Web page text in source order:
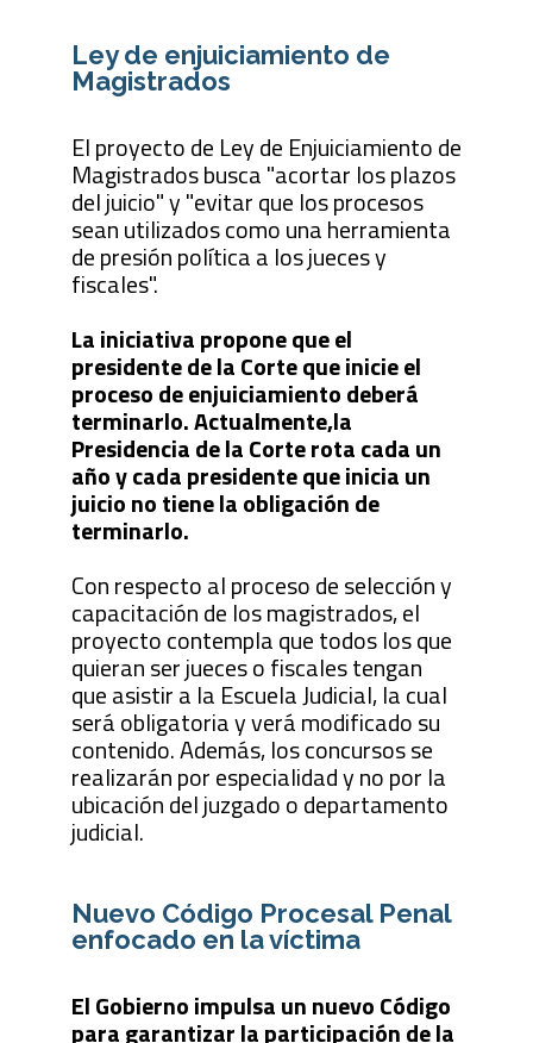
Ley de enjuiciamiento de
Magistrados
El proyecto de Ley de Enjuiciamiento de
Magistrados busca "acortar los plazos
del juicio" y "evitar que los procesos
sean utilizados como una herramienta
de presión política a los jueces y
fiscales".
La iniciativa propone que el
presidente de la Corte que inicie el
proceso de enjuiciamiento deberá
terminarlo. Actualmente,la
Presidencia de la Corte rota cada un
año y cada presidente que inicia un
juicio no tiene la obligación de
terminarlo.
Con respecto al proceso de selección y
capacitación de los magistrados, el
proyecto contempla que todos los que
quieran ser jueces o fiscales tengan
que asistir a la Escuela Judicial, la cual
será obligatoria y verá modificado su
contenido. Además, los concursos se
realizarán por especialidad y no por la
ubicación del juzgado o departamento
judicial.
Nuevo Código Procesal Penal
enfocado en la víctima
El Gobierno impulsa un nuevo Código
para garantizar la participación de la